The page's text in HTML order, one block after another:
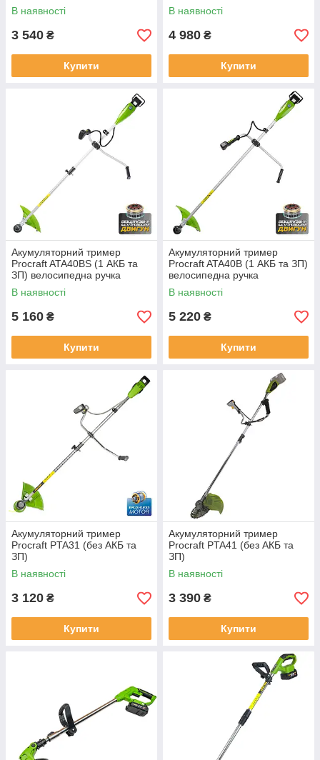
В наявності
3 540 ₴
Купити
В наявності
4 980 ₴
Купити
Акумуляторний тример
Procraft ATA40BS (1 АКБ та
ЗП) велосипедна ручка
В наявності
5 160 ₴
Купити
Акумуляторний тример
Procraft ATA40B (1 АКБ та ЗП)
велосипедна ручка
В наявності
5 220 ₴
Купити
Акумуляторний тример
Procraft PTA31 (без АКБ та
ЗП)
В наявності
3 120 ₴
Купити
Акумуляторний тример
Procraft PTA41 (без АКБ та
ЗП)
В наявності
3 390 ₴
Купити